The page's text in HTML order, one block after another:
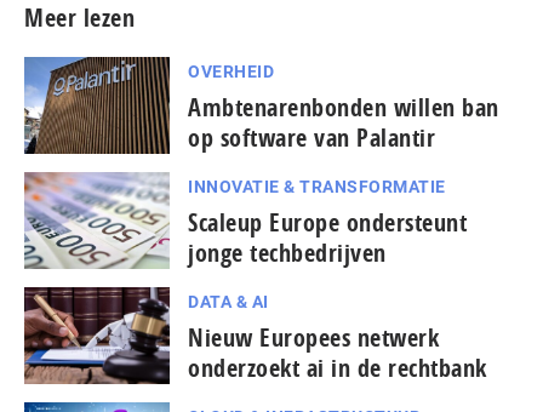
Meer lezen
OVERHEID
Amb­te­na­ren­bon­den willen ban
op software van Palantir
INNOVATIE & TRANSFORMATIE
Scaleup Europe ondersteunt
jonge techbedrijven
DATA & AI
Nieuw Europees netwerk
onderzoekt ai in de rechtbank